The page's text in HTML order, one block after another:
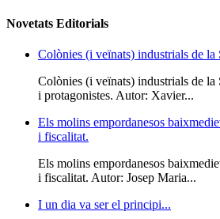
Novetats Editorials
Colònies (i veïnats) industrials de la
Colònies (i veïnats) industrials de
i protagonistes. Autor: Xavier...
Els molins empordanesos
i fiscalitat.
Els molins empordanesos
i fiscalitat. Autor: Josep Maria...
I un dia va ser el principi...